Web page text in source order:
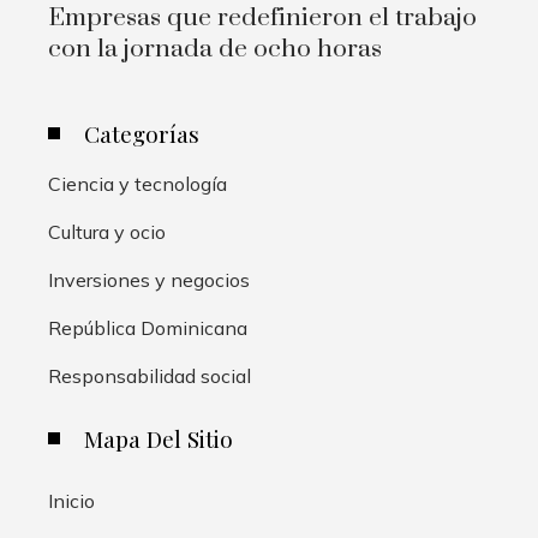
Empresas que redefinieron el trabajo
con la jornada de ocho horas
Categorías
Ciencia y tecnología
Cultura y ocio
Inversiones y negocios
República Dominicana
Responsabilidad social
Mapa Del Sitio
Inicio